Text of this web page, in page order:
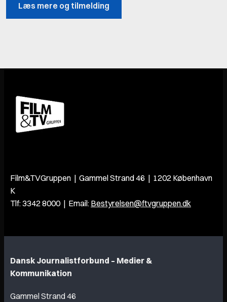
Læs mere og tilmelding
Film&TVGruppen | Gammel Strand 46 | 1202 København
K
Tlf: 3342 8000 | Email: Bestyrelsen@ftvgruppen.dk
Dansk Journalistforbund – Medier &
Kommunikation
Gammel Strand 46